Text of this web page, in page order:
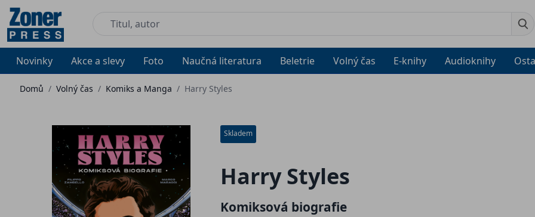
Novinky Akce a slevy Foto Naučná literatura Beletrie Volný čas E-knihy Audioknihy
Domů / Volný čas / Komiks a Manga / Harry Styles
Skladem
Harry Styles
Komiksová biografie